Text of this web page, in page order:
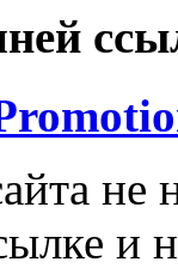
не
и